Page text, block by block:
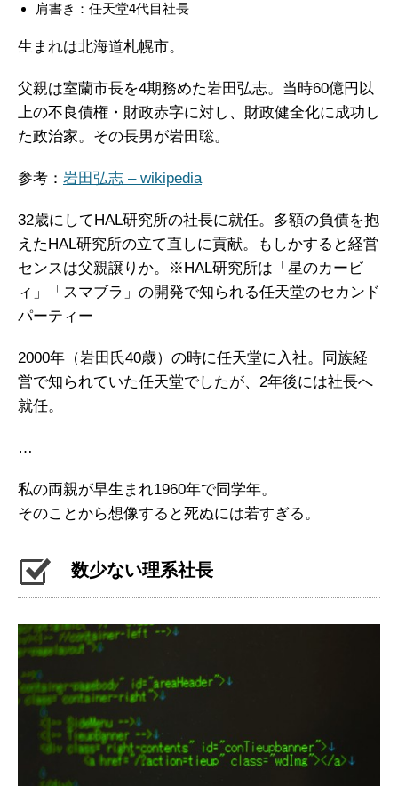
肩書き：任天堂4代目社長
生まれは北海道札幌市。
父親は室蘭市長を4期務めた岩田弘志。当時60億円以
上の不良債権・財政赤字に対し、財政健全化に成功し
た政治家。その長男が岩田聡。
参考： 岩田弘志 – wikipedia
32歳にしてHAL研究所の社長に就任。多額の負債を抱
えたHAL研究所の立て直しに貢献。もしかすると経営
センスは父親譲りか。※HAL研究所は「星のカービ
ィ」「スマブラ」の開発で知られる任天堂のセカンド
パーティー
2000年（岩田氏40歳）の時に任天堂に入社。同族経
営で知られていた任天堂でしたが、2年後には社長へ
就任。
…
私の両親が早生まれ1960年で同学年。
そのことから想像すると死ぬには若すぎる。
数少ない理系社長